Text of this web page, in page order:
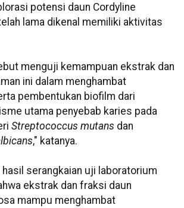
potensi daun Cordyline
lama dikenal memiliki aktivitas
menguji kemampuan ekstrak dan
ini dalam menghambat
pembentukan biofilm dari
utama penyebab karies pada
Streptococcus mutans dan
," katanya.
hasil serangkaian uji laboratorium
ekstrak dan fraksi daun
mampu menghambat